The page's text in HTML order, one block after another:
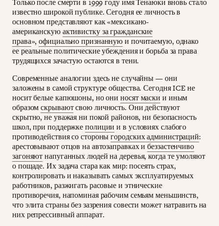
Только после смерти в 1999 году имя Тенаюки вновь стало
известно широкой публике. Сегодня ее личность в
основном представляют как «мексикано-
американскуюактивистку за гражданские
права»,официально признаннуюи почитаемую, однако
ее реальные политические убеждения и борьба за права
трудящихся зачастую остаются в тени.
Современные аналогии здесь не случайны — они
заложены в самой структуре общества. Сегодня ICE не
носит белые капюшоны, но ониносят маски и иным
образомскрываютсвою личность. Они действуют
скрытно, не уважая ни покой районов, ни безопасность
школ, при поддержкеполиции и в условиях слабого
противодействия со стороныгородских администраций:
арестовывают отцов на автозаправках ибеззастенчиво
загоняютнапуганных людей на деревья, когда те умоляют
о пощаде. Их задача стара как мир: посеять страх,
контролировать и наказывать самых эксплуатируемых
работников, разжигать расовые и этнические
противоречия, напоминая рабочим семьям меньшинств,
что элита страны без зазрения совести может натравить на
них репрессивный аппарат.